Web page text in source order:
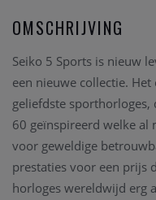
OMSCHRIJVING
Seiko 5 Sports is nieuw
een nieuwe collectie.
geliefdste sporthorloges,
60 geïnspireerd welke al
voor geweldige
prestaties voor een prijs
horloges wereldwijd erg